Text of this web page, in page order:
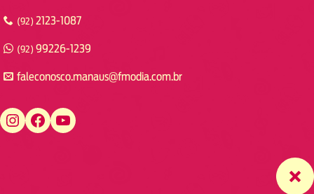
(92) 2123-1087
(92) 99226-1239
faleconosco.manaus@fmodia.com.br
https://www.instagram.com/fmodiamanaus/ https://www.facebook.com/fmodiamanaus https://www.youtube.com/user/radiofmodia